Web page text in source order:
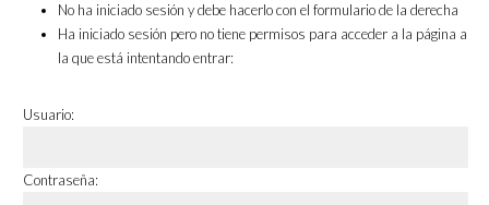
No ha iniciado sesión y debe hacerlo con el formulario de la derecha
Ha iniciado sesión pero no tiene permisos para acceder a la página a
la que está intentando entrar:
Usuario:
Contraseña: